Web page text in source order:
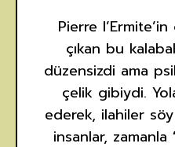
Pierre
çıkan bu
düzensizdi ama
çelik gibiydi.
ederek, ilahiler
insanlar, zamanla